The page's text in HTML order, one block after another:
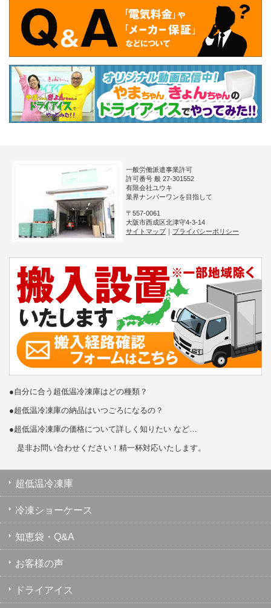
一般労働派遣事業許可
許可番号 般 27-301552
有限会社ユウキ
業界ナンバーワンを目指して
〒557-0061
大阪市西成区北津守4-3-14
サイトマップ
プライバシーポリシー
●自分に合う超低温冷凍庫はどの種類？
●超低温冷凍庫の納品はいつごろになるの？
●超低温冷凍庫の価格について詳しく知りたい など…
是非お問い合わせください！精一杯対応いたします。
超低温冷凍庫
冷凍ショーケース
知恵袋・Q&A
お客様の声
ドライアイス